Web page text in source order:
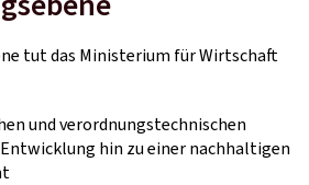
tut das Ministerium für Wirtschaft
und verordnungstechnischen
hin zu einer nachhaltigen